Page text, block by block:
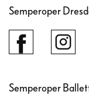
Semperoper
Semperoper